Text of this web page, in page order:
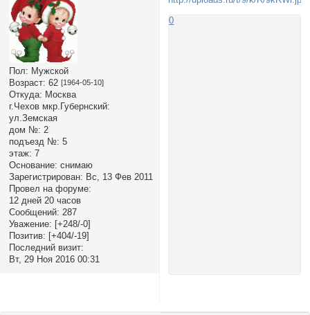
Пол: Мужской
Возраст: 62 [1964-05-10]
Откуда: Москва
г.Чехов мкр.Губернский:
ул.Земская
дом №: 2
подъезд №: 5
этаж: 7
Основание: снимаю
Зарегистрирован: Вс, 13 Фев 2011
Провел на форуме:
12 дней 20 часов
Сообщений: 287
Уважение: [+248/-0]
Позитив: [+404/-19]
Последний визит:
Вт, 29 Ноя 2016 00:31
0